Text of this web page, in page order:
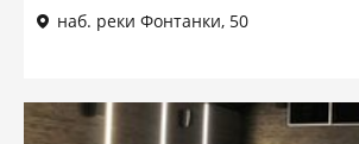
наб. реки Фонтанки, 50